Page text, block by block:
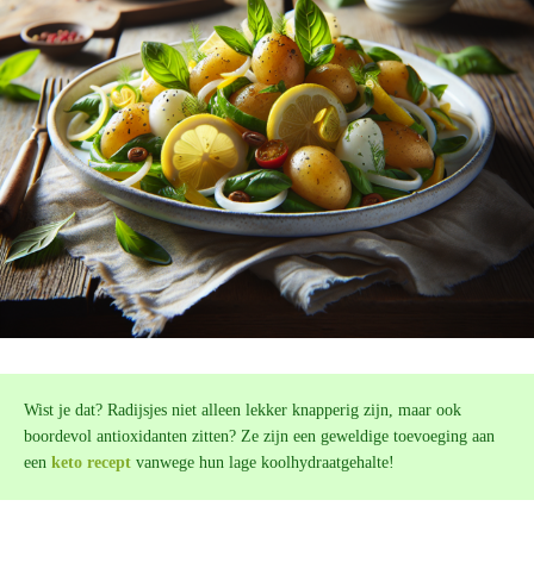
Wist je dat? Radijsjes niet alleen lekker knapperig zijn, maar ook
boordevol antioxidanten zitten? Ze zijn een geweldige toevoeging aan
een keto recept vanwege hun lage koolhydraatgehalte!